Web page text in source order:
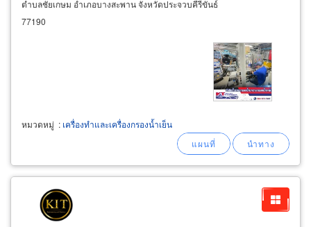
ตำบลชัยเกษม อำเภอบางสะพาน จังหวัดประจวบคีรีขันธ์
77190
หมวดหมู่ : เครื่องทำและเครื่องกรองน้ำเย็น